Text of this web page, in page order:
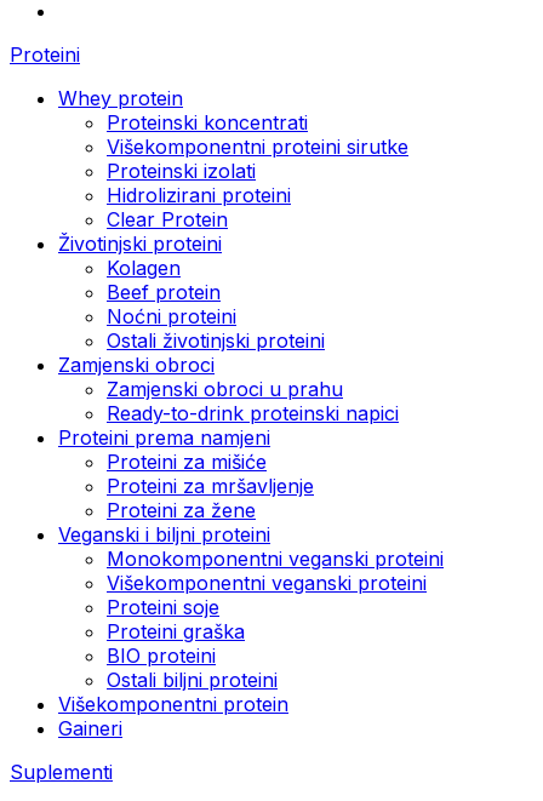
Proteini
Whey protein
Proteinski koncentrati
Višekomponentni proteini sirutke
Proteinski izolati
Hidrolizirani proteini
Clear Protein
Životinjski proteini
Kolagen
Beef protein
Noćni proteini
Ostali životinjski proteini
Zamjenski obroci
Zamjenski obroci u prahu
Ready-to-drink proteinski napici
Proteini prema namjeni
Proteini za mišiće
Proteini za mršavljenje
Proteini za žene
Veganski i biljni proteini
Monokomponentni veganski proteini
Višekomponentni veganski proteini
Proteini soje
Proteini graška
BIO proteini
Ostali biljni proteini
Višekomponentni protein
Gaineri
Suplementi